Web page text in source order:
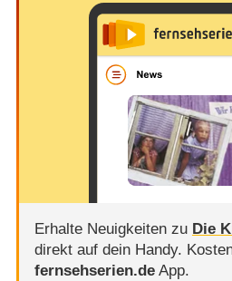
Erhalte Neuigkeiten zu Die
direkt auf dein Handy.
fernsehserien.deApp.